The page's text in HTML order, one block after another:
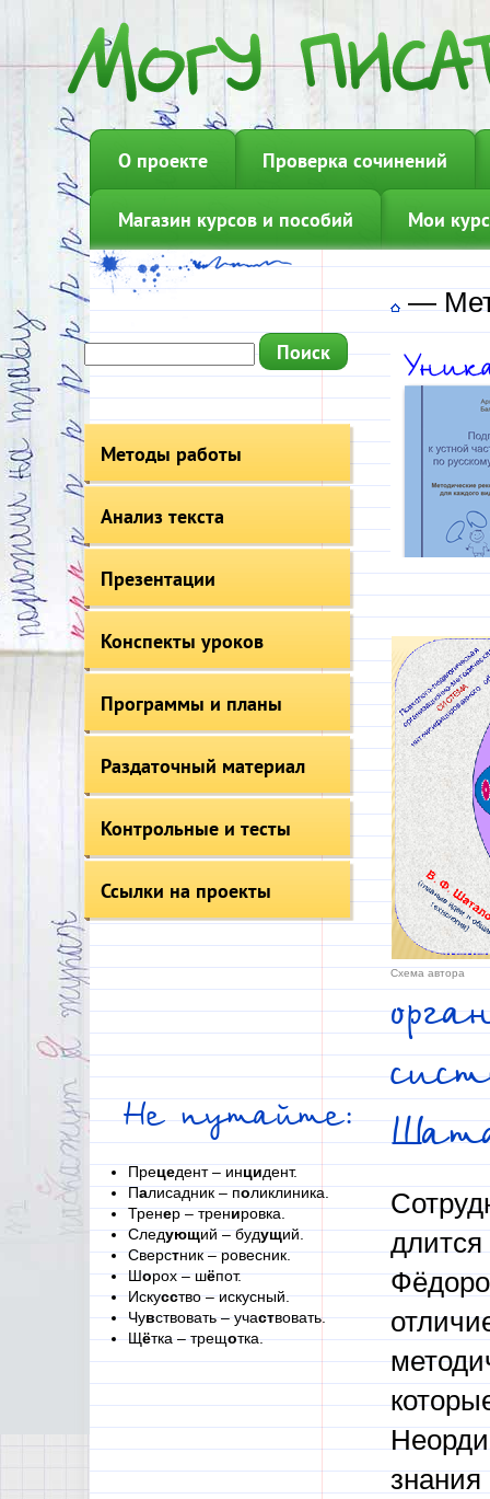
О проекте Проверка сочинений
Магазин курсов и пособий Мои
Методы работы
Анализ текста
Презентации
Конспекты уроков
Программы и планы
Раздаточный материал
Контрольные и тесты
Ссылки на проекты
Не путайте:
Прецедент – инцидент.
Палисадник – поликлиника.
Тренер – тренировка.
Следующий – будущий.
Сверстник – ровесник.
Шорох – шёпот.
Искусство – искусный.
Чувствовать – участвовать.
Щётка – трещотка.
—
Схема автора
длится
знания